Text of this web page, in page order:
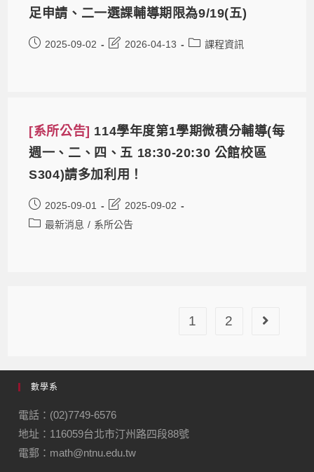
足申請、二一選課輔導期限為9/19(五)
2025-09-02 2026-04-13 課程資訊
[系所公告] 114學年度第1學期微積分輔導(每
週一、二、四、五 18:30-20:30 公館校區
S304)請多加利用！
2025-09-01
2025-09-02
最新消息 / 系所公告
1 2
數學系
電話：(02)7749-6576
地址：116059台北市汀州路四段88號
電郵：math@ntnu.edu.tw